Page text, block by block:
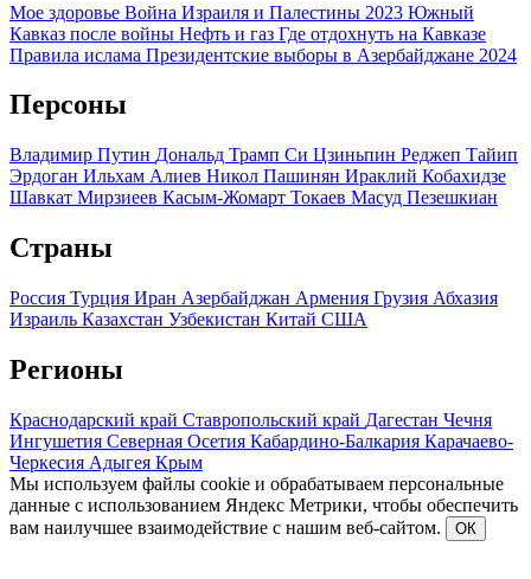
Мое здоровье Война Израиля и Палестины 2023 Южный
Кавказ после войны Нефть и газ Где отдохнуть на Кавказе
Правила ислама Президентские выборы в Азербайджане 2024
Персоны
Владимир Путин Дональд Трамп Си Цзиньпин Реджеп Тайип
Эрдоган Ильхам Алиев Никол Пашинян Ираклий Кобахидзе
Шавкат Мирзиеев Касым-Жомарт Токаев Масуд Пезешкиан
Страны
Россия Турция Иран Азербайджан Армения Грузия Абхазия
Израиль Казахстан Узбекистан Китай США
Регионы
Краснодарский край Ставропольский край Дагестан Чечня
Ингушетия Северная Осетия Кабардино-Балкария Карачаево-
Черкесия Адыгея Крым
Мы используем файлы cookie и обрабатываем персональные
данные с использованием Яндекс Метрики, чтобы обеспечить
вам наилучшее взаимодействие с нашим веб-сайтом.
ОК